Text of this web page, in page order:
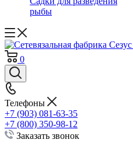
рыбы
0
Телефоны
+7 (903) 081-63-35
+7 (800) 350-98-12
Заказать звонок